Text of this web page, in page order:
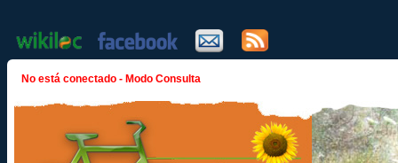
No está conectado - Modo Consulta